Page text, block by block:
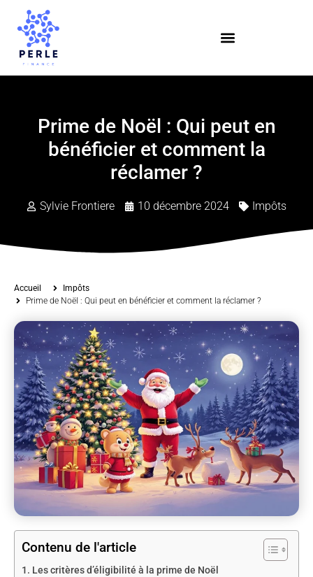
Prime de Noël : Qui peut en
bénéficier et comment la
réclamer ?
Sylvie Frontiere 10 décembre 2024 Impôts
Accueil
Impôts
Prime de Noël : Qui peut en bénéficier et comment la réclamer ?
Contenu de l'article
Les critères d’éligibilité à la prime de Noël